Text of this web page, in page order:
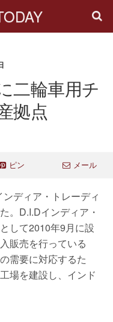
二輪車用チ
拠点
ピン メール
ディア・トレーディ
。D.I.Dインディア・
して2010年9月に設
販売を行っている
需要に対応するた
場を建設し、インド